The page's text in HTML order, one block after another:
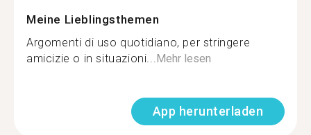
Meine Lieblingsthemen
Argomenti di uso quotidiano, per stringere
amicizie o in situazioni...Mehr lesen
App herunterladen